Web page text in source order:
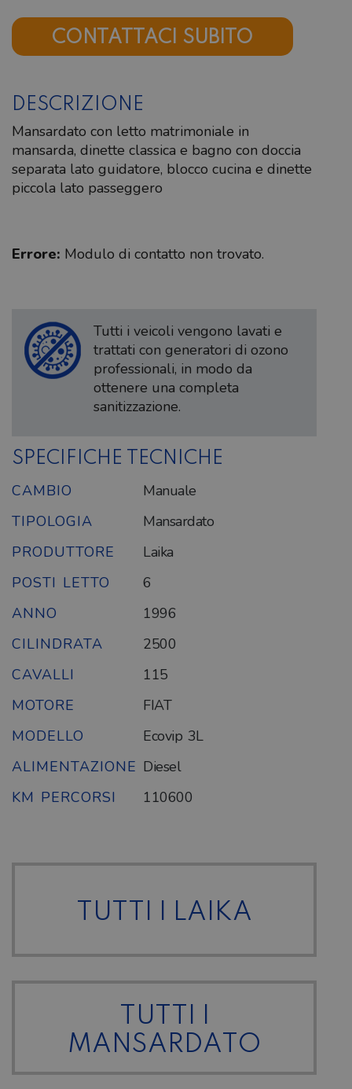
CONTATTACI SUBITO
DESCRIZIONE
Mansardato con letto matrimoniale in
mansarda, dinette classica e bagno con doccia
separata lato guidatore, blocco cucina e dinette
piccola lato passeggero
Errore: Modulo di contatto non trovato.
Tutti i veicoli vengono lavati e
trattati con generatori di ozono
professionali, in modo da
ottenere una completa
sanitizzazione.
SPECIFICHE TECNICHE
CAMBIO
Manuale
TIPOLOGIA
Mansardato
PRODUTTORE
Laika
POSTI LETTO
6
ANNO
1996
CILINDRATA
2500
CAVALLI
115
MOTORE
FIAT
MODELLO
Ecovip 3L
ALIMENTAZIONE Diesel
KM PERCORSI
110600
TUTTI I LAIKA
TUTTI I
MANSARDATO